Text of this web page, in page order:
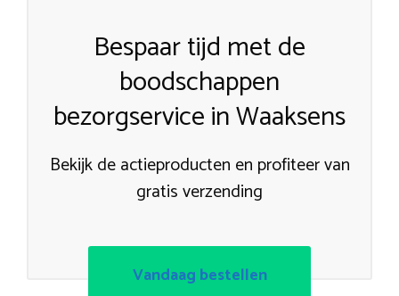
Bespaar tijd met de
boodschappen
bezorgservice in Waaksens
Bekijk de actieproducten en profiteer van
gratis verzending
Vandaag bestellen